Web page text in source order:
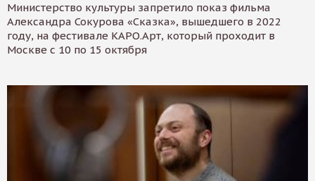
Министерство культуры запретило показ фильма
Александра Сокурова «Сказка», вышедшего в 2022
году, на фестивале КАРО.Арт, который проходит в
Москве с 10 по 15 октября